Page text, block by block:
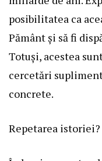
posibilitatea ca
Pământ și să fi
Totuși, acestea
cercetări
concrete.
Repetarea istoriei?